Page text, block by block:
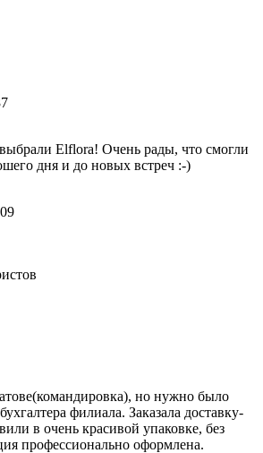
Elflora! Очень рады, что смогли
дня и до новых встреч :-)
но нужно было
филиала. Заказала доставку-
в очень красивой упаковке, без
профессионально оформлена.